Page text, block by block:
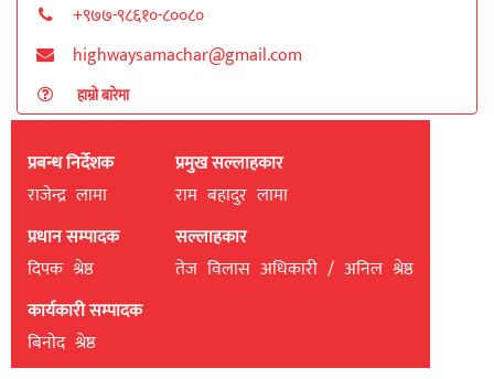
+९७७-९८६१०-८००८०
highwaysamachar@gmail.com
हाम्रो बारेमा
प्रबन्ध निर्देशक
राजेन्द्र लामा
प्रधान सम्पादक
दिपक श्रेष्ठ
कार्यकारी सम्पादक
बिनाेद श्रेष्ठ
प्रमुख सल्लाहकार
राम बहादुर लामा
सल्लाहकार
तेज विलास अधिकारी / अनिल श्रेष्ठ